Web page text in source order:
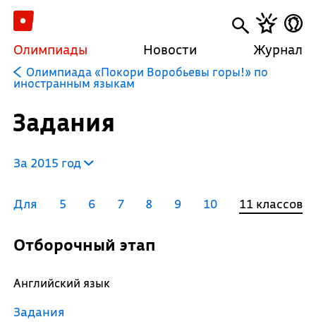
Олимпиады Новости Журнал
Олимпиада «Покори Воробьевы горы!» по
иностранным языкам
Задания
За 2015 год
Для 5 6 7 8 9 10 11 классов
Отборочный этап
Английский язык
Задания